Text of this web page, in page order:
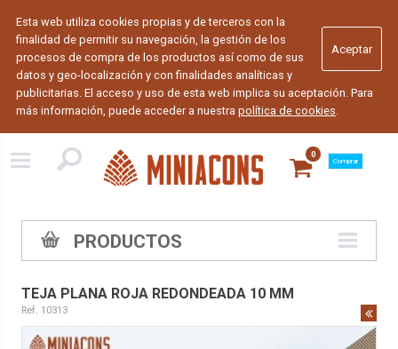
Esta web utiliza cookies propias y de terceros con la
finalidad de permitir su navegación, la gestión de los
procesos de compra de los productos así como de sus
datos y geo-localización y con finalidades analíticas y
publicitarias. El acceso y uso de esta web implica su aceptación. Para
más información, puede acceder a nuestra política de cookies.
0
Comprar
PRODUCTOS
TEJA PLANA ROJA REDONDEADA 10 MM
Ref. 10313